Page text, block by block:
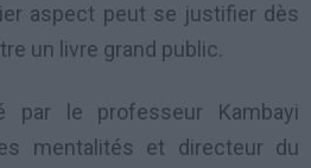
aspect peut se justifier dès
un livre grand public.
par le professeur Kambayi
mentalités et directeur du